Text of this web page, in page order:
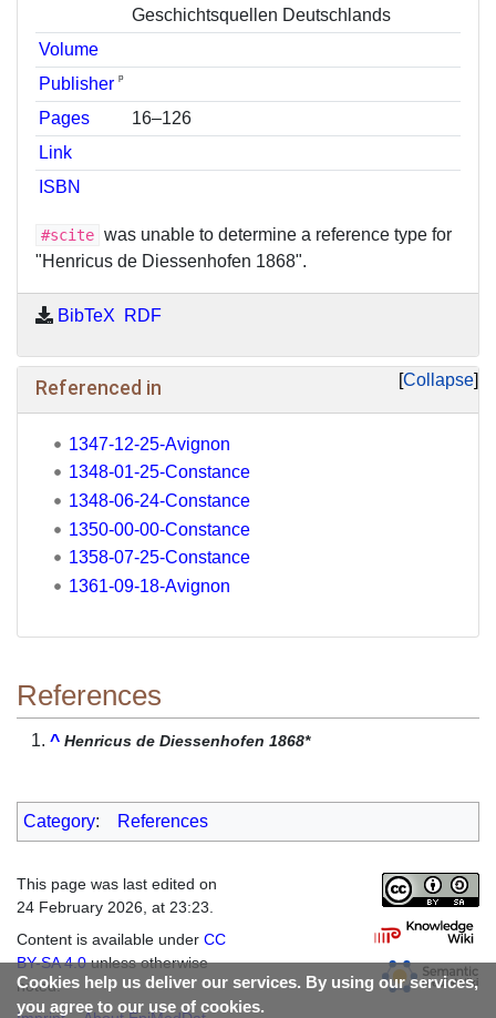
Geschichtsquellen Deutschlands
Volume
Publisher ᵖ
Pages
16–126
Link
ISBN
#scite was unable to determine a reference type for
"Henricus de Diessenhofen 1868".
BibTeX RDF
Collapse
Referenced in
1347-12-25-Avignon
1348-01-25-Constance
1348-06-24-Constance
1350-00-00-Constance
1358-07-25-Constance
1361-09-18-Avignon
References
^ Henricus de Diessenhofen 1868*
Cookies help us deliver our services. By using our services,
you agree to our use of cookies.
Category: References
This page was last edited on
24 February 2026, at 23:23.
Content is available under CC
BY-SA 4.0unless otherwise
noted.